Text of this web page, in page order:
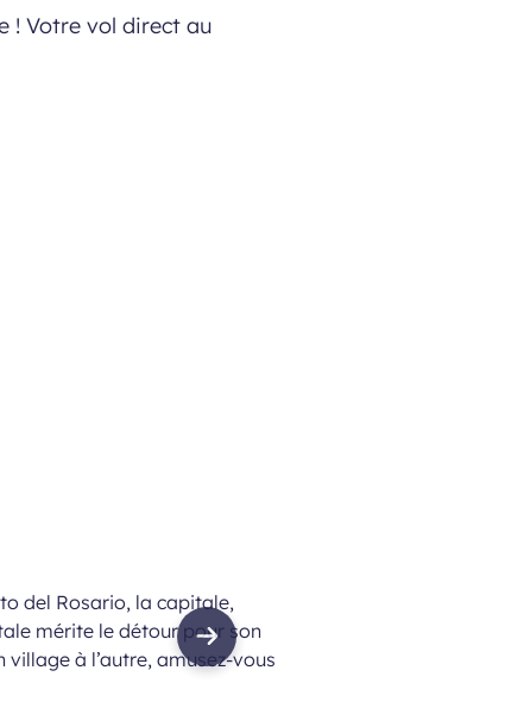
! Votre vol direct au
del Rosario, la capitale,
mérite le détour pour son
à l’autre, amusez-vous
Next
image